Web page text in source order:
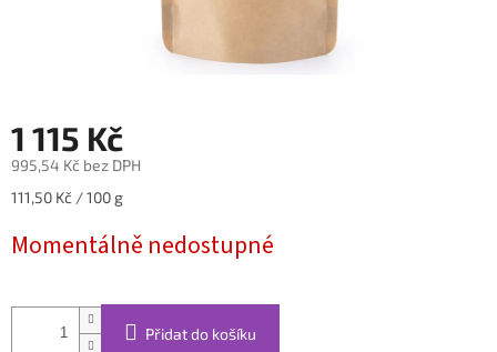
1 115 Kč
995,54 Kč bez DPH
Měrná
111,50 Kč / 100 g
Momentálně nedostupné
Přidat do košíku